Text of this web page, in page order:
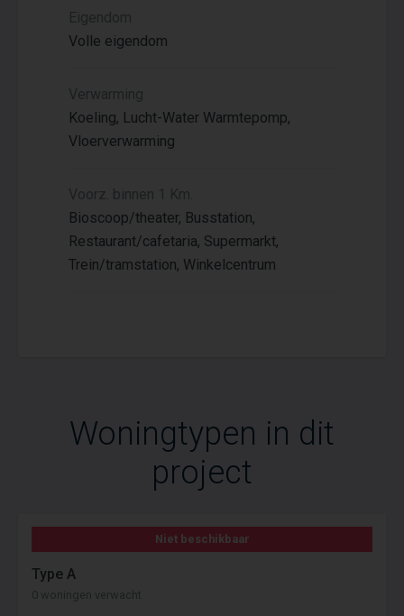
Eigendom
Volle eigendom
Verwarming
Koeling, Lucht-Water Warmtepomp,
Vloerverwarming
Voorz. binnen 1 Km.
Bioscoop/theater, Busstation,
Restaurant/cafetaria, Supermarkt,
Trein/tramstation, Winkelcentrum
Woningtypen in dit
project
Niet beschikbaar
Type A
0 woningen verwacht